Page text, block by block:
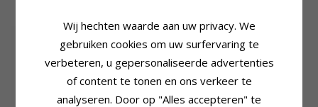
Wij hechten waarde aan uw privacy. We
gebruiken cookies om uw surfervaring te
verbeteren, u gepersonaliseerde advertenties
of content te tonen en ons verkeer te
analyseren. Door op "Alles accepteren" te